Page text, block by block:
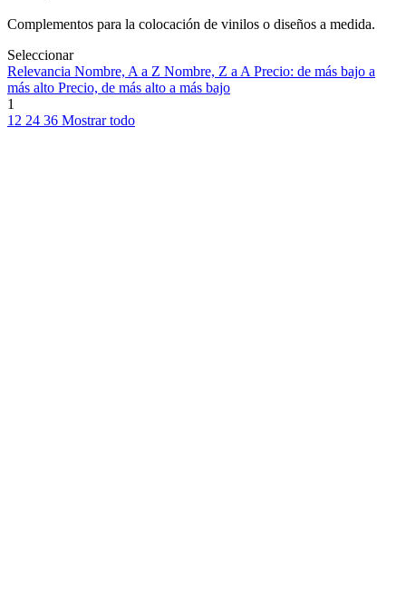
Complementos para la colocación de vinilos o diseños a medida.
Seleccionar
Relevancia Nombre, A a Z Nombre, Z a APrecio: de más bajo a
más alto Precio, de más alto a más bajo
1
12 24 36 Mostrar todo